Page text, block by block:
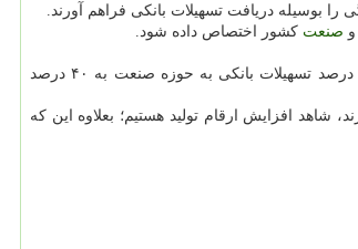
بوسیله دریافت تسهیلات بانکی فراهم آورند.
صنعت کشور اختصاص داده شود.
و اشتغال کشور و این که واحدهای تولیدی با کمبود نقدینگی برای تامین مواد اولیه و تجهیزات روبه رو هستند، نیاز است که ۳۱ درصد تسهیلات بانکی به حوزه صنعت به ۴۰ درصد
شاهد افزایش ارقام تولید هستیم؛ بعلاوه این که